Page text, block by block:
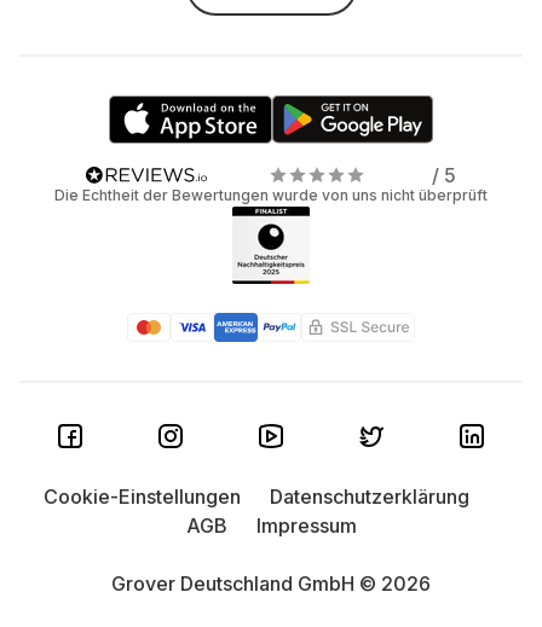
/ 5
Die Echtheit der Bewertungen wurde von uns nicht überprüft
Grover Deutschland GmbH © 2026
Cookie-Einstellungen
Datenschutzerklärung
AGB
Impressum